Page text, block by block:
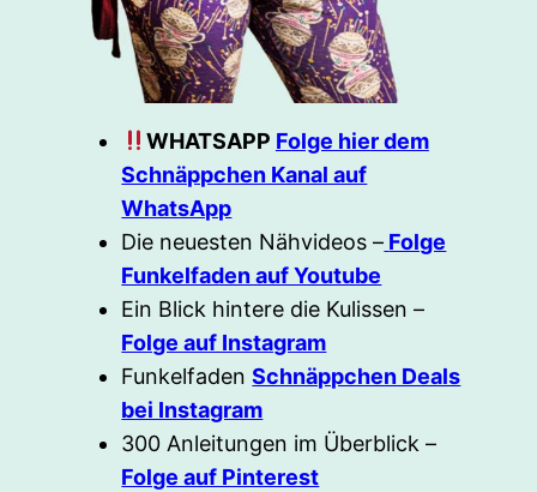
WHATSAPP Folge hier dem
Schnäppchen Kanal auf
WhatsApp
Die neuesten Nähvideos – Folge
Funkelfaden auf Youtube
Ein Blick hintere die Kulissen –
Folge auf Instagram
FunkelfadenSchnäppchen Deals
bei Instagram
300 Anleitungen im Überblick –
Folge auf Pinterest